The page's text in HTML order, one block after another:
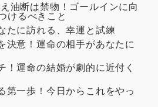
油断は禁物！ゴールインに向
けるべきこと
たに訪れる、幸運と試練
決意！運命の相手があなたに
！運命の結婚が劇的に近付く
第一歩！今日からこれをやっ